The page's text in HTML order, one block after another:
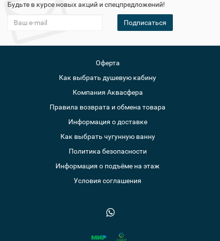
Будьте в курсе новых акций и спецпредложений!
Подписаться
Оферта
Как выбрать душевую кабину
Компания Аквасфера
Правила возврата и обмена товара
Информация о доставке
Как выбрать чугунную ванну
Политика безопасности
Информация о подъёме на этаж
Условия соглашения